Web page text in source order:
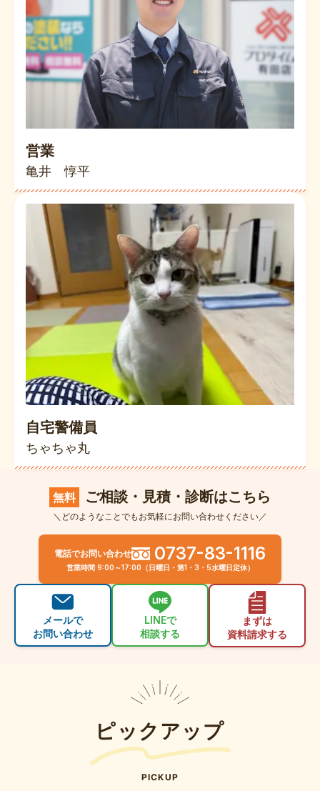
営業
亀井 惇平
自宅警備員
ちゃちゃ丸
無料 ご相談・見積・診断はこちら
＼どのようなことでもお気軽にお問い合わせください／
電話でお問い合わせ 0737-83-1116
営業時間 9:00～17:00（日曜日・第1・3・5水曜日定休）
メールで
お問い合わせ
LINEで
相談する
まずは
資料請求する
ピックアップ
PICKUP